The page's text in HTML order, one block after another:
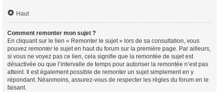
Haut
Comment remonter mon sujet ?
En cliquant sur le lien « Remonter le sujet » lors de sa consultation, vous
pouvez remonterle sujet en haut du forum sur la première page. Par ailleurs,
si vous ne voyez pas ce lien, cela signifie que la remontée de sujet est
désactivée ou que l’intervalle de temps pour autoriser la remontée n’est pas
atteint. Il est également possible de remonter un sujet simplement en y
répondant. Néanmoins, assurez-vous de respecter les règles du forum en le
faisant.